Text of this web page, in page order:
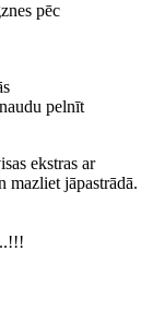
pēc
pelnīt
ekstras ar
mazliet jāpastrādā.